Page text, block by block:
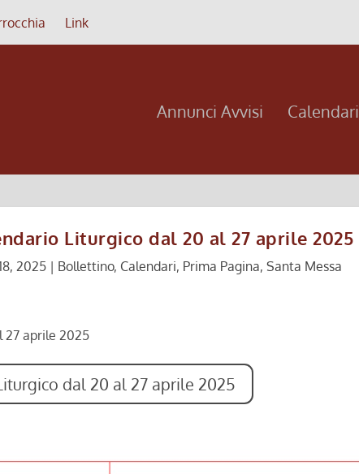
Link
Annunci Avvisi Calendari
Liturgico dal 20 al 27 aprile 2025
2025| Bollettino, Calendari, Prima Pagina, Santa Messa
27 aprile 2025
dal 20 al 27 aprile 2025